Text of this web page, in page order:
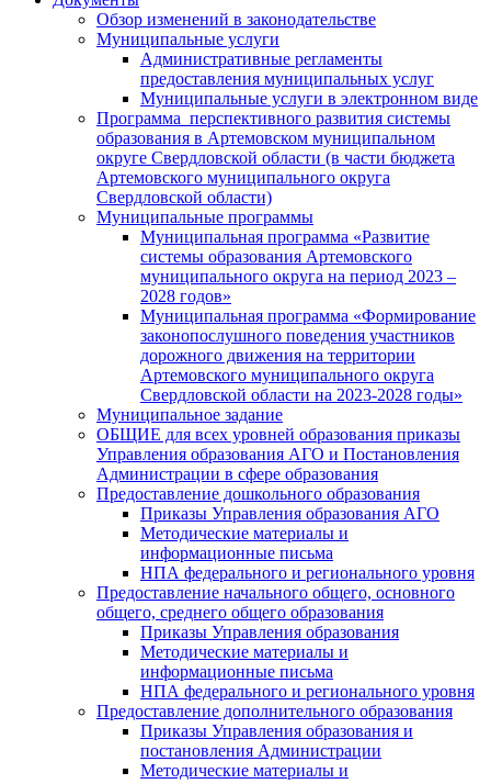
Обзор изменений в законодательстве
Муниципальные услуги
Административные регламенты
предоставления муниципальных услуг
Муниципальные услуги в электронном виде
Программа перспективного развития системы
образования в Артемовском муниципальном
округе Свердловской области (в части бюджета
Артемовского муниципального округа
Свердловской области)
Муниципальные программы
Муниципальная программа «Развитие
системы образования Артемовского
муниципального округа на период 2023 –
2028 годов»
Муниципальная программа «Формирование
законопослушного поведения участников
дорожного движения на территории
Артемовского муниципального округа
Свердловской области на 2023-2028 годы»
Муниципальное задание
ОБЩИЕ для всех уровней образования приказы
Управления образования АГО и Постановления
Администрации в сфере образования
Предоставление дошкольного образования
Приказы Управления образования АГО
Методические материалы и
информационные письма
НПА федерального и регионального уровня
Предоставление начального общего, основного
общего, среднего общего образования
Приказы Управления образования
Методические материалы и
информационные письма
НПА федерального и регионального уровня
Предоставление дополнительного образования
Приказы Управления образования и
постановления Администрации
Методические материалы и